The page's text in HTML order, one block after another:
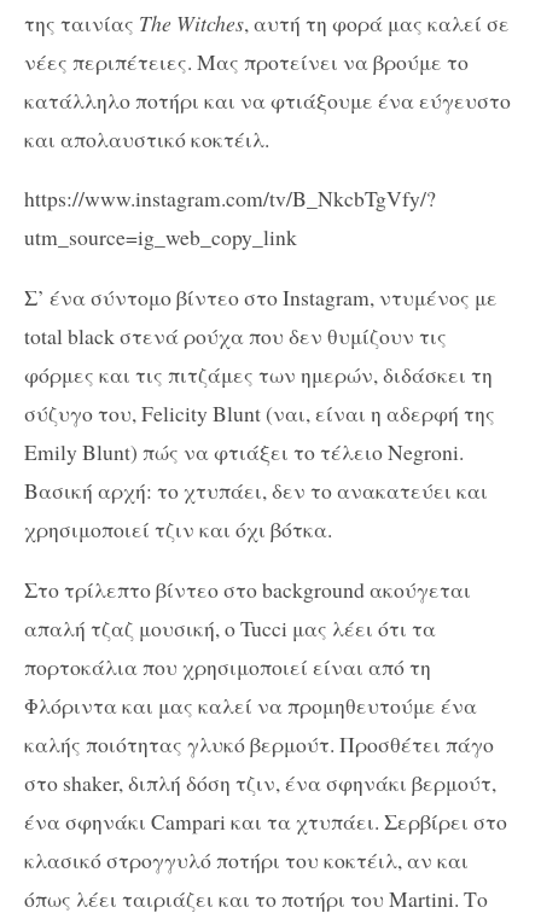
της ταινίας The Witches, αυτή τη φορά μας καλεί σε
νέες περιπέτειες. Μας προτείνει να βρούμε το
κατάλληλο ποτήρι και να φτιάξουμε ένα εύγευστο
και απολαυστικό κοκτέιλ.
https://www.instagram.com/tv/B_NkcbTgVfy/?
utm_source=ig_web_copy_link
Σ’ ένα σύντομο βίντεο στο Instagram, ντυμένος με
total black στενά ρούχα που δεν θυμίζουν τις
φόρμες και τις πιτζάμες των ημερών, διδάσκει τη
σύζυγο του, Felicity Blunt (ναι, είναι η αδερφή της
Emily Blunt) πώς να φτιάξει το τέλειο Negroni.
Βασική αρχή: το χτυπάει, δεν το ανακατεύει και
χρησιμοποιεί τζιν και όχι βότκα.
Στο τρίλεπτο βίντεο στο background ακούγεται
απαλή τζαζ μουσική, ο Tucci μας λέει ότι τα
πορτοκάλια που χρησιμοποιεί είναι από τη
Φλόριντα και μας καλεί να προμηθευτούμε ένα
καλής ποιότητας γλυκό βερμούτ. Προσθέτει πάγο
στο shaker, διπλή δόση τζιν, ένα σφηνάκι βερμούτ,
ένα σφηνάκι Campari και τα χτυπάει. Σερβίρει στο
κλασικό στρογγυλό ποτήρι του κοκτέιλ, αν και
όπως λέει ταιριάζει και το ποτήρι του Martini. Το